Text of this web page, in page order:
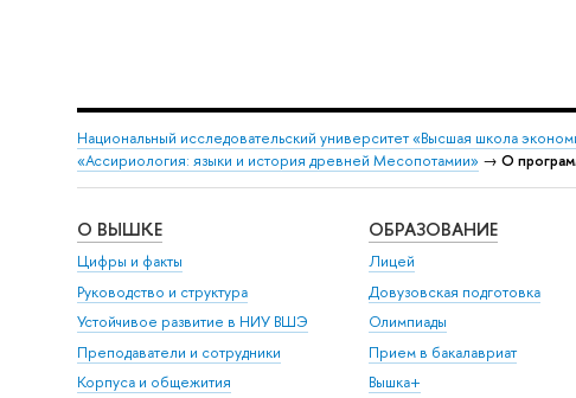
Национальный исследовательский университет «Высшая школа
«Ассириология: языки и история древней Месопотамии» → О
О ВЫШКЕ
Цифры и факты
Руководство и структура
Устойчивое развитие в НИУ ВШЭ
Преподаватели и сотрудники
Корпуса и общежития
ОБРАЗОВАНИЕ
Лицей
Довузовская подготовка
Олимпиады
Прием в бакалавриат
Вышка+